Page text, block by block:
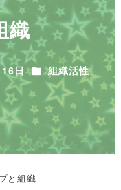
織
日 カテゴリー
組織活性
と組織